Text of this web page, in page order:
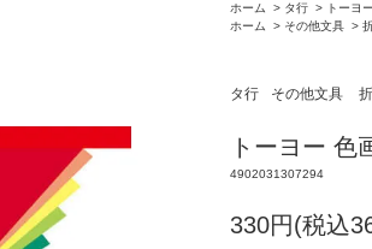
ホーム > タ行 > トーヨー
ホーム
> その他文具 >
タ行 その他文具
トーヨー 色
4902031307294
330円(税込